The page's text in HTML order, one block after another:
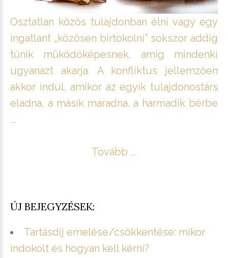
Osztatlan közös tulajdonban élni vagy egy
ingatlant „közösen birtokolni” sokszor addig
tűnik működőképesnek, amíg mindenki
ugyanazt akarja. A konfliktus jellemzően
akkor indul, amikor az egyik tulajdonostárs
eladna, a másik maradna, a harmadik bérbe
...
Tovább ...
ÚJ BEJEGYZÉSEK:
Tartásdíj emelése/csökkentése: mikor
indokolt és hogyan kell kérni?